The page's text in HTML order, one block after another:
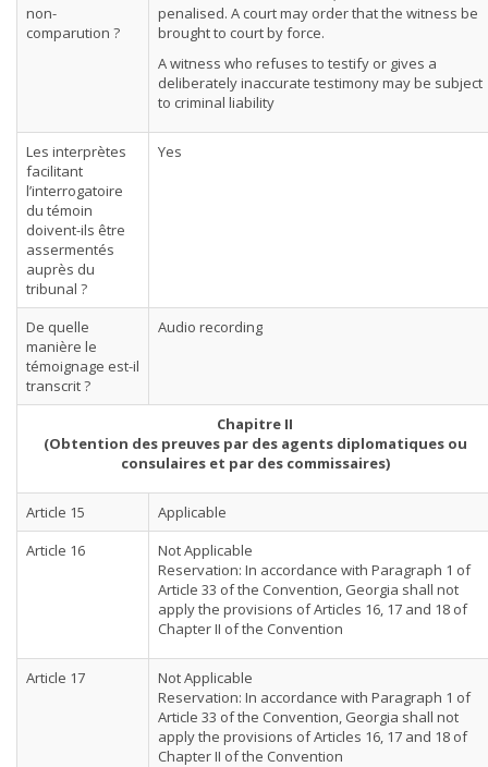
non-
comparution ?
penalised. A court may order that the witness be
brought to court by force.
A witness who refuses to testify or gives a
deliberately inaccurate testimony may be subject
to criminal liability
Les interprètes
facilitant
l’interrogatoire
du témoin
doivent-ils être
assermentés
auprès du
tribunal ?
Yes
De quelle
manière le
témoignage est-il
transcrit ?
Audio recording
Chapitre II
(Obtention des preuves par des agents diplomatiques ou
consulaires et par des commissaires)
Article 15
Applicable
Article 16
Not Applicable
Reservation: In accordance with Paragraph 1 of
Article 33 of the Convention, Georgia shall not
apply the provisions of Articles 16, 17 and 18 of
Chapter II of the Convention
Article 17
Not Applicable
Reservation: In accordance with Paragraph 1 of
Article 33 of the Convention, Georgia shall not
apply the provisions of Articles 16, 17 and 18 of
Chapter II of the Convention